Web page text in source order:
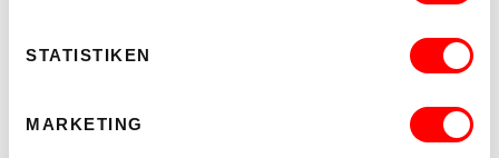
STATISTIKEN
MARKETING